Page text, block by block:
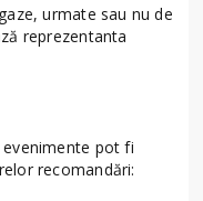
urmate sau nu de
reprezentanta
pot fi
recomandări: